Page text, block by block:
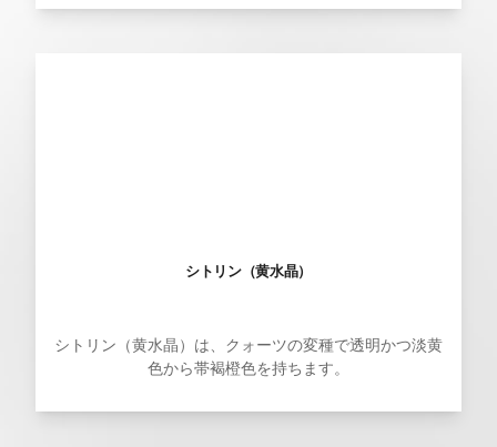
シトリン（黄水晶）
シトリン（黄水晶）は、クォーツの変種で透明かつ淡黄
色から帯褐橙色を持ちます。